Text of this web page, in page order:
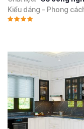
Kiểu dáng - Phong